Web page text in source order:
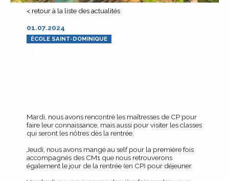
< retour à la liste des actualités
01.07.2024
ÉCOLE SAINT-DOMINIQUE
Mardi, nous avons rencontré les maîtresses de CP pour
faire leur connaissance, mais aussi pour visiter les classes
qui seront les nôtres dès la rentrée.
Jeudi, nous avons mangé au self pour la première fois
accompagnés des CM1 que nous retrouverons
également le jour de la rentrée (en CP) pour déjeuner.